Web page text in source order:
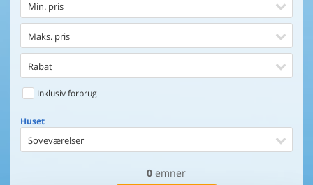
Min. pris
Maks. pris
Rabat
Inklusiv forbrug
Huset
Soveværelser
0 emner